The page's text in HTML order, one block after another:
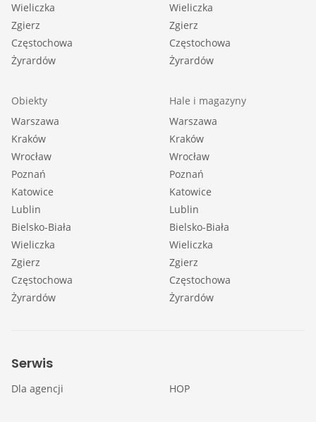
Wieliczka
Zgierz
Częstochowa
Żyrardów
Wieliczka
Zgierz
Częstochowa
Żyrardów
Obiekty
Warszawa
Kraków
Wrocław
Poznań
Katowice
Lublin
Bielsko-Biała
Wieliczka
Zgierz
Częstochowa
Żyrardów
Hale i magazyny
Warszawa
Kraków
Wrocław
Poznań
Katowice
Lublin
Bielsko-Biała
Wieliczka
Zgierz
Częstochowa
Żyrardów
Serwis
Dla agencji HOP